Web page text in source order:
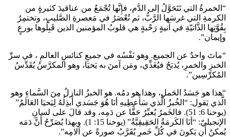
“الخمرةُ التي تَتَحَوَّلُ إلى الدَّم، فإِنَّها تُجْمَعُ من عناقيدَ كثيرةٍ من
الكرمةِ التي غرسَها الرَّبُّ، ثم تُعْصَرُ في مَعصرةِ الصَّليبِ، وتختمِرُ
بِقُوَّتِها الذَّاتيّةِ في آنيةٍ رَحْبةٍ هي قلوبُ المؤمنين الذين قَبِلُوها بورعٍ
وإيمان”.
“ماتَ واحدٌ عن الجميع. وهو نَفْسُه في جميعِ كنائسِ العالمِ ، في سرِّ
الخبزِ والخمرِ، يُذبَحُ فيُغَذِّي، ومَن آمنَ به يَحيَا، وهو المكرَّسُ يُقَدِّسُ
المُكرِّسِين”.
“هذا هو جَسَدُ الحَملِ، وهذا هو دمُه. هو الخبزُ النازلُ مِنَ السَّماءِ وهو
الَّذي يَقول: “الخُبزُ الَّذي سَأُعطِيهِ أنَا هُوَ جَسَدي أَبذِلُهُ لِيَحيَا العَالَمُ”
(يوحنا 6: 51). فالخَمرُ يُعبِّرُ حَقًّا عن دَمِه، وقد قالَ على لسانِ
الإنجيليّ: “أنَا الكَرمَةُ الحَقِيقِيَّةُ” (يوحنا 15: 1). وبهذا يُصَرِّحُ أَنَّ دَمَه
يُمكنُ أَنٍ يَكونَ في كُلِّ خَمرٍ يُقَرَّبُ صورةً عن آلامِه”.